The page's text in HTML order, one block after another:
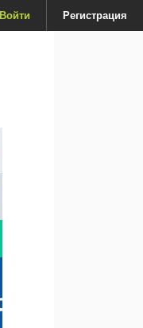
Войти Регистрация